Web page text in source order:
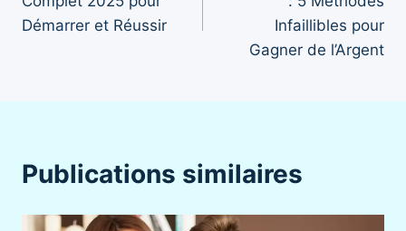
l’article
Démarrer et Réussir
Infaillibles pour
Gagner de l’Argent
Publications similaires